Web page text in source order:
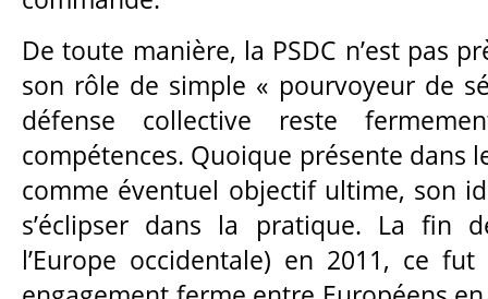
De toute manière, la PSDC n’est pas
son rôle de simple « pourvoyeur de
défense collective reste
compétences. Quoique présente dans
comme éventuel objectif ultime, son
s’éclipser dans la pratique. La fin
l’Europe occidentale) en 2011, ce